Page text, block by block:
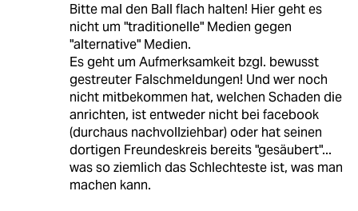
Bitte mal den Ball flach halten! Hier geht es
nicht um "traditionelle" Medien gegen
"alternative" Medien.
Es geht um Aufmerksamkeit bzgl. bewusst
gestreuter Falschmeldungen! Und wer noch
nicht mitbekommen hat, welchen Schaden die
anrichten, ist entweder nicht bei facebook
(durchaus nachvollziehbar) oder hat seinen
dortigen Freundeskreis bereits "gesäubert"...
was so ziemlich das Schlechteste ist, was man
machen kann.